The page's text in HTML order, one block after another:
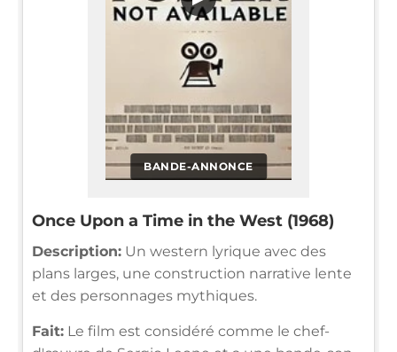
BANDE-ANNONCE
Once Upon a Time in the West (1968)
Description: Un western lyrique avec des
plans larges, une construction narrative lente
et des personnages mythiques.
Fait: Le film est considéré comme le chef-